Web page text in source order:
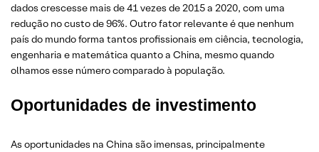
dados crescesse mais de 41 vezes de 2015 a 2020, com uma
redução no custo de 96%. Outro fator relevante é que nenhum
país do mundo forma tantos profissionais em ciência, tecnologia,
engenharia e matemática quanto a China, mesmo quando
olhamos esse número comparado à população.
Oportunidades de investimento
As oportunidades na China são imensas, principalmente